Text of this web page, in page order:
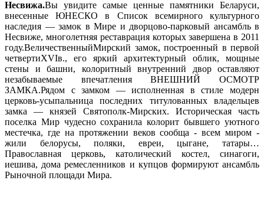
Несвижа.Вы увидите самые ценные памятники Беларуси,
внесенные ЮНЕСКО в Список всемирного культурного
наследия — замок в Мире и дворцово-парковый ансамбль в
Несвиже, многолетняя реставрация которых завершена в 2011
году.ВеличественныйМирский замок, построенный в первой
четвертиXVIв., его яркий архитектурный облик, мощные
стены и башни, колоритный внутренний двор оставляют
незабываемые впечатления ВНЕШНИЙ ОСМОТР
ЗАМКА.Рядом с замком — исполненная в стиле модерн
церковь-усыпальница последних титулованных владельцев
замка — князей Святополк-Мирских. Историческая часть
поселка Мир чудесно сохранила колорит бывшего уютного
местечка, где на протяжении веков сообща - всем миром -
жили белорусы, поляки, евреи, цыгане, татары…
Православная церковь, католический костел, синагоги,
иешива, дома ремесленников и купцов формируют ансамбль
Рыночной площади Мира.